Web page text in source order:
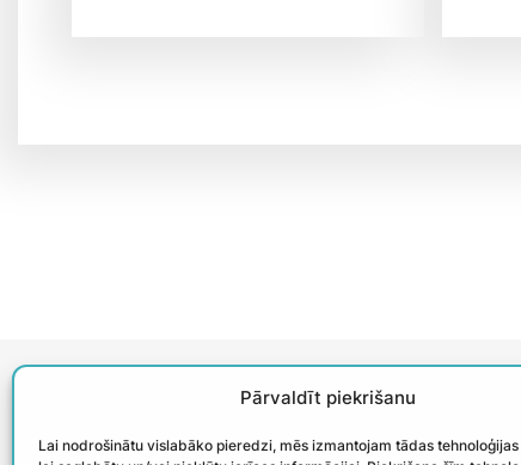
Pārvaldīt piekrišanu
Lai nodrošinātu vislabāko pieredzi, mēs izmantojam tādas
+371 23 668 877